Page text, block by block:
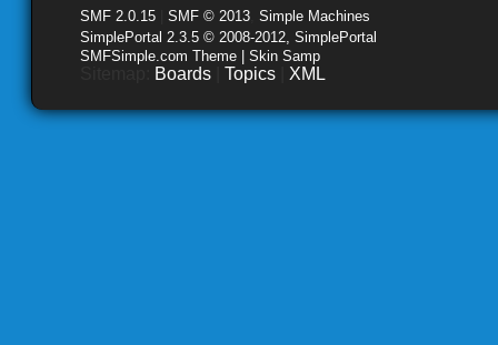
SMF 2.0.15 SMF © 2013 Simple Machines
SimplePortal 2.3.5 © 2008-2012, SimplePortal
SMFSimple.com Theme | Skin Samp
Boards Topics XML